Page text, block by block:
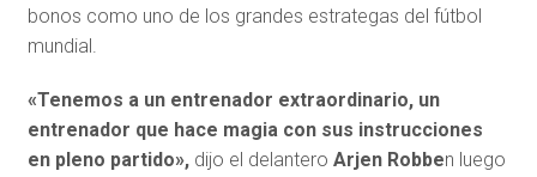
bonos como uno de los grandes estrategas del fútbol
mundial.
«Tenemos a un entrenador extraordinario, un
entrenador que hace magia con sus instrucciones
en pleno partido»,dijo el delantero Arjen Robben luego